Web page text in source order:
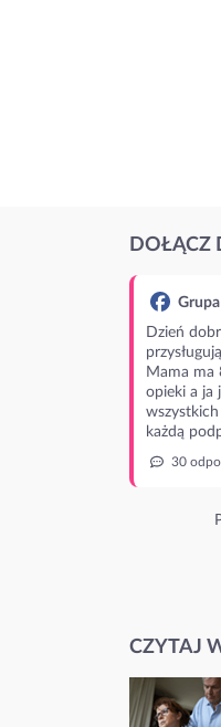
DOŁĄCZ
Dzień
Mama ma
opieki a ja
każdą
30
CZYTAJ